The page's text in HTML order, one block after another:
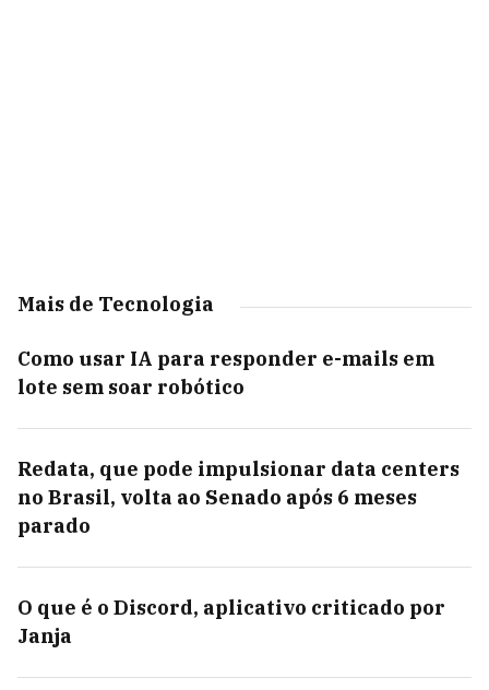
Mais de Tecnologia
Como usar IA para responder e-mails em
lote sem soar robótico
Redata, que pode impulsionar data centers
no Brasil, volta ao Senado após 6 meses
parado
O que é o Discord, aplicativo criticado por
Janja